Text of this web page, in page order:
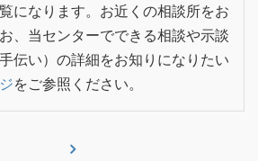
になります。お近くの相談所をお
、当センターでできる相談や示談
伝い）の詳細をお知りになりたい
をご参照ください。